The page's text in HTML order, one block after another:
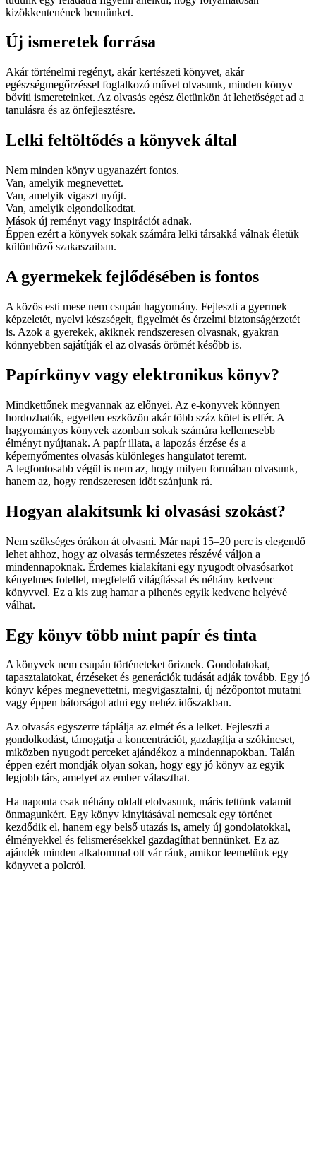
kizökkentenének bennünket.
Új ismeretek forrása
Akár történelmi regényt, akár kertészeti könyvet, akár
egészségmegőrzéssel foglalkozó művet olvasunk, minden könyv
bővíti ismereteinket. Az olvasás egész életünkön át lehetőséget ad a
tanulásra és az önfejlesztésre.
Lelki feltöltődés a könyvek által
Nem minden könyv ugyanazért fontos.
Van, amelyik megnevettet.
Van, amelyik vigaszt nyújt.
Van, amelyik elgondolkodtat.
Mások új reményt vagy inspirációt adnak.
Éppen ezért a könyvek sokak számára lelki társakká válnak életük
különböző szakaszaiban.
A gyermekek fejlődésében is fontos
A közös esti mese nem csupán hagyomány. Fejleszti a gyermek
képzeletét, nyelvi készségeit, figyelmét és érzelmi biztonságérzetét
is. Azok a gyerekek, akiknek rendszeresen olvasnak, gyakran
könnyebben sajátítják el az olvasás örömét később is.
Papírkönyv vagy elektronikus könyv?
Mindkettőnek megvannak az előnyei. Az e-könyvek könnyen
hordozhatók, egyetlen eszközön akár több száz kötet is elfér. A
hagyományos könyvek azonban sokak számára kellemesebb
élményt nyújtanak. A papír illata, a lapozás érzése és a
képernyőmentes olvasás különleges hangulatot teremt.
A legfontosabb végül is nem az, hogy milyen formában olvasunk,
hanem az, hogy rendszeresen időt szánjunk rá.
Hogyan alakítsunk ki olvasási szokást?
Nem szükséges órákon át olvasni. Már napi 15–20 perc is elegendő
lehet ahhoz, hogy az olvasás természetes részévé váljon a
mindennapoknak. Érdemes kialakítani egy nyugodt olvasósarkot
kényelmes fotellel, megfelelő világítással és néhány kedvenc
könyvvel. Ez a kis zug hamar a pihenés egyik kedvenc helyévé
válhat.
Egy könyv több mint papír és tinta
A könyvek nem csupán történeteket őriznek. Gondolatokat,
tapasztalatokat, érzéseket és generációk tudását adják tovább. Egy jó
könyv képes megnevettetni, megvigasztalni, új nézőpontot mutatni
vagy éppen bátorságot adni egy nehéz időszakban.
Az olvasás egyszerre táplálja az elmét és a lelket. Fejleszti a
gondolkodást, támogatja a koncentrációt, gazdagítja a szókincset,
miközben nyugodt perceket ajándékoz a mindennapokban. Talán
éppen ezért mondják olyan sokan, hogy egy jó könyv az egyik
legjobb társ, amelyet az ember választhat.
Ha naponta csak néhány oldalt elolvasunk, máris tettünk valamit
önmagunkért. Egy könyv kinyitásával nemcsak egy történet
kezdődik el, hanem egy belső utazás is, amely új gondolatokkal,
élményekkel és felismerésekkel gazdagíthat bennünket. Ez az
ajándék minden alkalommal ott vár ránk, amikor leemelünk egy
könyvet a polcról.